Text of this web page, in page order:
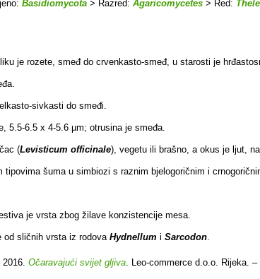
Basidiomycota > Razred: Agaricomycetes > Red:
je rozete, smeđ do crvenkasto-smeđ, u starosti je
sivkasti do smeđi.
5.5-6.5 x 4-5.6 µm; otrusina je smeđa.
(Levisticum officinale), vegetu ili brašno, a okus je ljut, na
tipovima šuma u simbiozi s raznim bjelogoričnim i
je vrsta zbog žilave konzistencije mesa.
od sličnih vrsta iz rodova Hydnellum i Sarcodon
Očaravajući svijet gljiva . Leo-commerce d.o.o. Rijeka.